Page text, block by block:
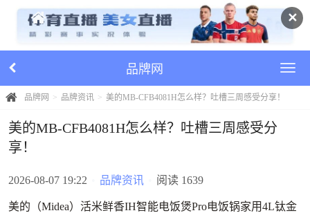
✕
品牌网
品牌网 品牌资讯 美的MB-CFB4081H怎么样？吐槽三周感受分享！
美的MB-CFB4081H怎么样？吐槽三周感受分
享！
2026-08-07 19:22 品牌资讯 阅读 1639
美的（Midea）活米鲜香IH智能电饭煲Pro电饭锅家用4L钛金